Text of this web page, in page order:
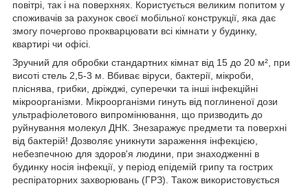
повітрі, так і на поверхнях. Користується великим попитом у
споживачів за рахунок своєї мобільної конструкції, яка дає
змогу почергово прокварцювати всі кімнати у будинку,
квартирі чи офісі.
Зручний для обробки стандартних кімнат від 15 до 20 м², при
висоті стель 2,5-3 м. Вбиває віруси, бактерії, мікроби,
пліснява, грибки, дріжджі, суперечки та інші інфекційні
мікроорганізми. Мікроорганізми гинуть від поглиненої дози
ультрафіолетового випромінювання, що призводить до
руйнування молекул ДНК. Знезаражує предмети та поверхні
від бактерій! Дозволяє уникнути зараження інфекцією,
небезпечною для здоров'я людини, при знаходженні в
будинку носія інфекції, у період епідемій грипу та гострих
респіраторних захворювань (ГРЗ). Також використовується